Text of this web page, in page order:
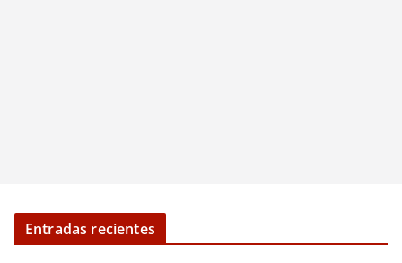
Entradas recientes